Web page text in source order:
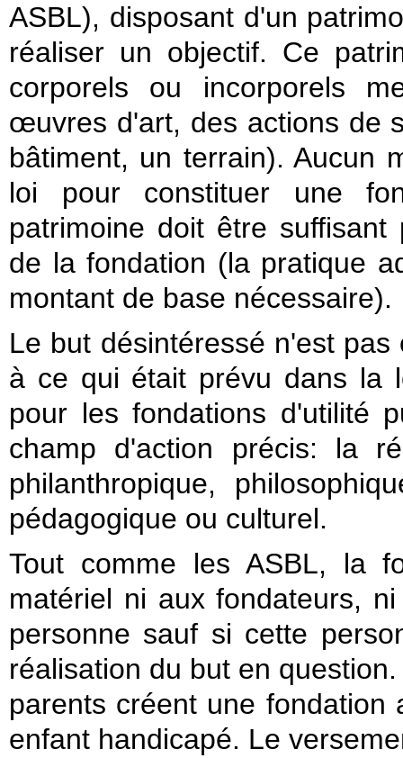
ASBL), disposant d'un
réaliser un objectif. Ce
corporels ou incorporels
œuvres d'art, des actions de
bâtiment, un terrain). Aucun
loi pour constituer une
patrimoine doit être
de la fondation (la pratique
montant de base nécessaire).
Le but désintéressé n'est
à ce qui était prévu dans la
pour les fondations d'utilité
champ d'action précis: la
philanthropique,
pédagogique ou culturel.
Tout comme les ASBL, la
matériel ni aux fondateurs,
personne sauf si cette
réalisation du but en
parents créent une
enfant handicapé. Le